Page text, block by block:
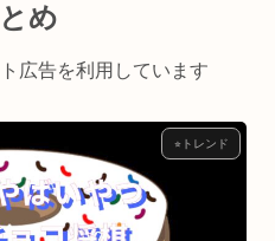
め
広告を利用しています
⭐︎トレンド